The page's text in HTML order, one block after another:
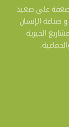
على صعيد
و صناعة الإنسان
الخيرية